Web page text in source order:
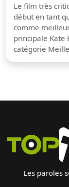
Le film très
début en tant
comme
principale Kate
catégorie
Les paroles